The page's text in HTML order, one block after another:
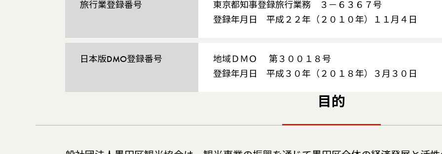
旅行業登録番号
東京都知事登録旅行業務 ３－６３６７号
登録年月日 平成２２年（２０１０年）１１月４日
日本版DMO登録番号
地域ＤＭＯ 第３００１８号
登録年月日 平成３０年（２０１８年）３月３０日
目的